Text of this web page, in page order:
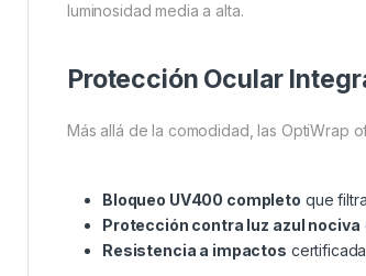
luminosidad media a alta.
Protección Ocular
Más allá de la comodidad, las OptiWrap
Bloqueo UV400 completo que
Protección contra luz azul nociva
Resistencia a impactos